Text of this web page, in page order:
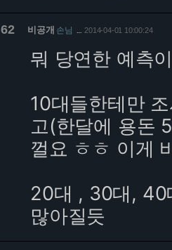
62 비공개 손님 2014-04-01 10:00:24
뭐 당연한 예측
10대들한테만
고(한달에 용돈
껄요 ㅎㅎ 이게
20대 , 30대, 40
많아질듯